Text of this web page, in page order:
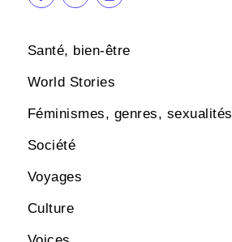
Santé, bien-être
World Stories
Féminismes, genres, sexualités
Société
Voyages
Culture